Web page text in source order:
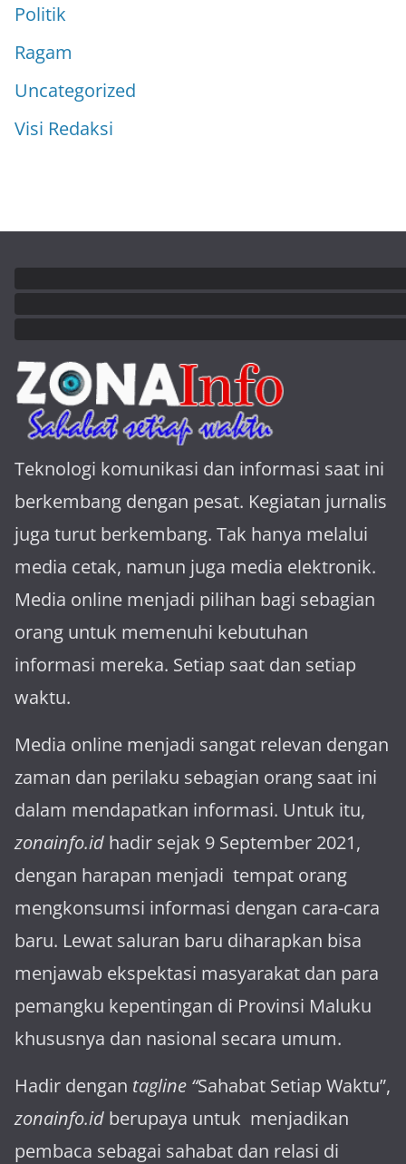
Politik
Ragam
Uncategorized
Visi Redaksi
Teknologi komunikasi dan informasi saat ini
berkembang dengan pesat. Kegiatan jurnalis
juga turut berkembang. Tak hanya melalui
media cetak, namun juga media elektronik.
Media online menjadi pilihan bagi sebagian
orang untuk memenuhi kebutuhan
informasi mereka. Setiap saat dan setiap
waktu.
Media online menjadi sangat relevan dengan
za­man dan perilaku sebagian orang saat ini
dalam mendapatkan informasi. Untuk itu,
zonainfo.id hadir sejak 9 September 2021,
dengan harapan menjadi tem­pat orang
mengkonsumsi informasi dengan cara-cara
baru. Lewat sa­luran ba­ru diharapkan bisa
menja­wab ekspektasi masya­rakat dan para
pemangku kepen­tingan di Provinsi Maluku
khususnya dan nasional secara umum.
Hadir dengan tagline “Sahabat Setiap Waktu”,
zonainfo.id berupaya untuk menjadikan
pembaca sebagai sahabat dan relasi di